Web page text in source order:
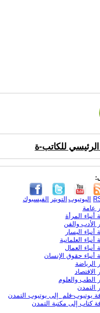
الرئيسي للكاتب-ة
الفيسبوك التويتر اليوتيوب
عامة
أنباء المرأة
الأدب والفن
أنباء اليسار
أنباء العلمانية
أنباء العمال
أنباء حقوق الإنسان
الرياضة
الاقتصاد
الطب والعلوم
التمدن
يوتيوب-فلم إلى يوتيوب التمدن
كتاب إلى مكتبة التمدن